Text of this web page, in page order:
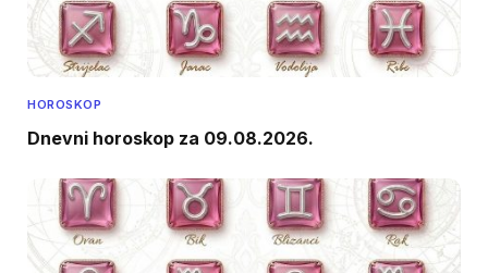
HOROSKOP
Dnevni horoskop za 09.08.2026.